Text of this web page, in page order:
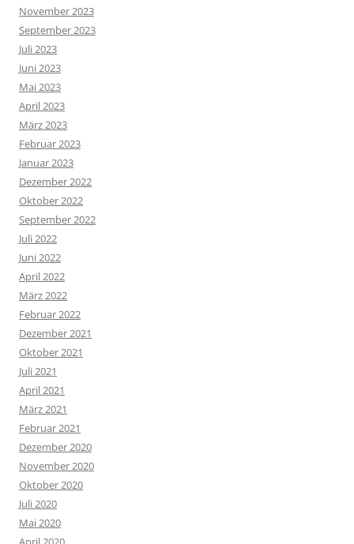
November 2023
September 2023
Juli 2023
Juni 2023
Mai 2023
April 2023
März 2023
Februar 2023
Januar 2023
Dezember 2022
Oktober 2022
September 2022
Juli 2022
Juni 2022
April 2022
März 2022
Februar 2022
Dezember 2021
Oktober 2021
Juli 2021
April 2021
März 2021
Februar 2021
Dezember 2020
November 2020
Oktober 2020
Juli 2020
Mai 2020